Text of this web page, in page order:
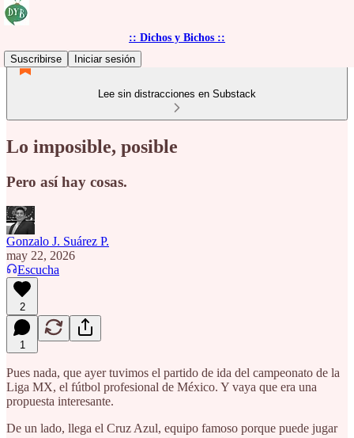
:: Dichos y Bichos ::
Suscribirse
Iniciar sesión
Lee sin distracciones en Substack
Lo imposible, posible
Pero así hay cosas.
Gonzalo J. Suárez P.
may 22, 2026
Escucha
2
1
Pues nada, que ayer tuvimos el partido de ida del campeonato de la
Liga MX, el fútbol profesional de México. Y vaya que era una
propuesta interesante.
De un lado, llega el Cruz Azul, equipo famoso porque puede jugar